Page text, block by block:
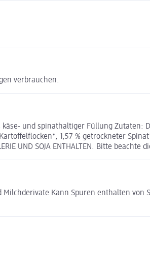
verbrauchen.
und spinathaltiger Füllung Zutaten:
1,57 % getrockneter
UND SOJA ENTHALTEN. Bitte beachte
Kann Spuren enthalten